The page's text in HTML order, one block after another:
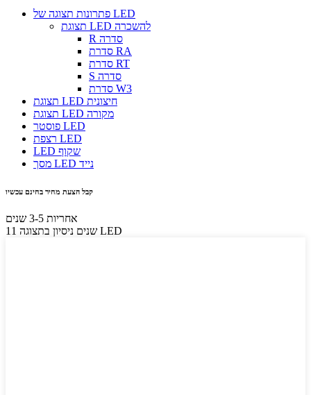
פתרונות תצוגה של LED
תצוגת LED להשכרה
R סדרה
סדרת RA
סדרת RT
S סדרה
סדרת W3
תצוגת LED חיצונית
תצוגת LED מקורה
פוסטר LED
רצפת LED
LED שקוף
מסך LED נייד
קבל הצעת מחיר בחינם עכשיו
אחריות 3-5 שנים
11 שנים ניסיון בתצוגה LED